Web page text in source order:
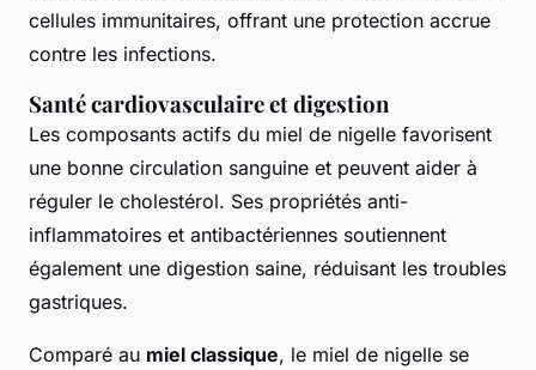
cellules immunitaires, offrant une protection accrue
contre les infections.
Santé cardiovasculaire et digestion
Les composants actifs du miel de nigelle favorisent
une bonne circulation sanguine et peuvent aider à
réguler le cholestérol. Ses propriétés anti-
inflammatoires et antibactériennes soutiennent
également une digestion saine, réduisant les troubles
gastriques.
Comparé au miel classique, le miel de nigelle se